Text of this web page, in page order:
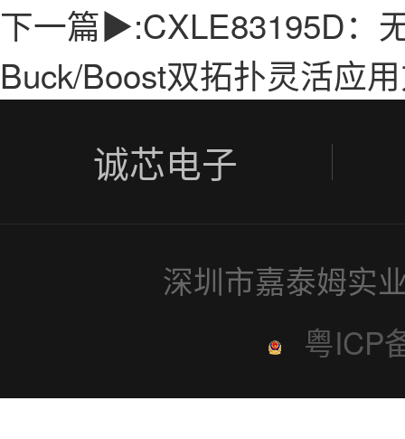
下一篇▶:CXLE83195D：
Buck/Boost双拓扑灵活应
诚芯电子
深圳市嘉泰姆实
粤ICP